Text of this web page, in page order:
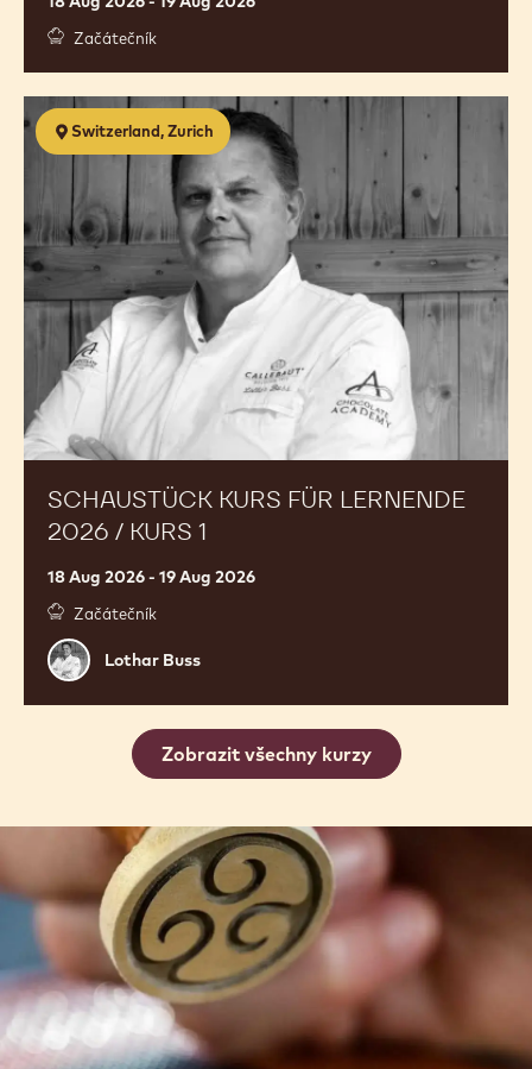
Začátečník
Switzerland, Zurich
SCHAUSTÜCK KURS FÜR LERNENDE
2026 / KURS 1
18 Aug 2026 - 19 Aug 2026
Začátečník
Lothar
Buss
Lothar Buss
Schaustück
Kurs
Lernende
2026
/
Kurs
1
Zobrazit všechny kurzy